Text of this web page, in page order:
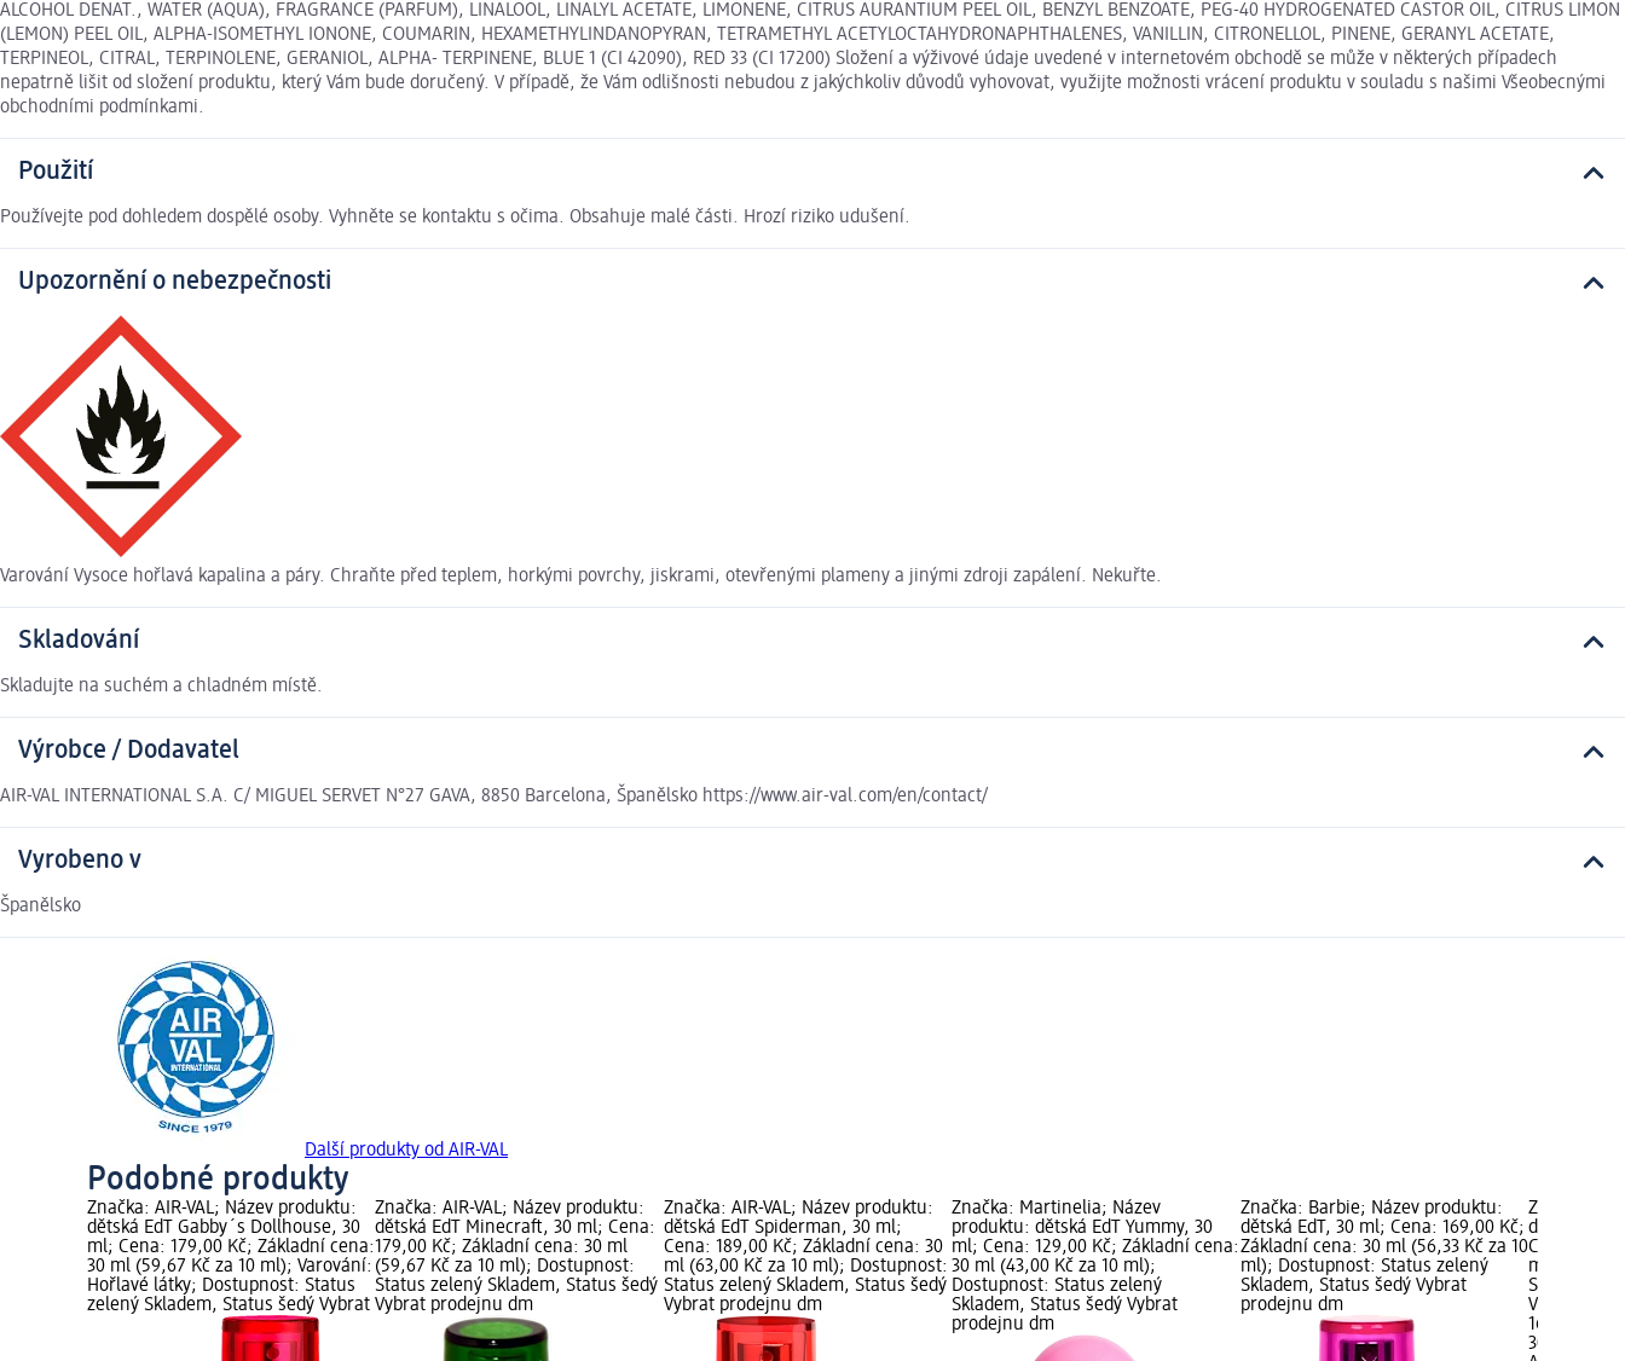
ALCOHOL DENAT., WATER (AQUA), FRAGRANCE (PARFUM), LINALOOL, LINALYL ACETATE, LIMONENE, CITRUS AURANTIUM PEEL OIL, BENZYL BENZOATE, PEG-40 HYDROGENATED CASTOR OIL, CITRUS LIMON
(LEMON) PEEL OIL, ALPHA-ISOMETHYL IONONE, COUMARIN, HEXAMETHYLINDANOPYRAN, TETRAMETHYL ACETYLOCTAHYDRONAPHTHALENES, VANILLIN, CITRONELLOL, PINENE, GERANYL ACETATE,
TERPINEOL, CITRAL, TERPINOLENE, GERANIOL, ALPHA- TERPINENE, BLUE 1 (CI 42090), RED 33 (CI 17200) Složení a výživové údaje uvedené v internetovém obchodě se může v některých případech
nepatrně lišit od složení produktu, který Vám bude doručený. V případě, že Vám odlišnosti nebudou z jakýchkoliv důvodů vyhovovat, využijte možnosti vrácení produktu v souladu s našimi Všeobecnými
obchodními podmínkami.
Použití
Používejte pod dohledem dospělé osoby. Vyhněte se kontaktu s očima. Obsahuje malé části. Hrozí riziko udušení.
Upozornění o nebezpečnosti
Varování Vysoce hořlavá kapalina a páry. Chraňte před teplem, horkými povrchy, jiskrami, otevřenými plameny a jinými zdroji zapálení. Nekuřte.
Skladování
Skladujte na suchém a chladném místě.
Výrobce / Dodavatel
AIR-VAL INTERNATIONAL S.A. C/ MIGUEL SERVET N°27 GAVA, 8850 Barcelona, Španělsko https://www.air-val.com/en/contact/
Vyrobeno v
Španělsko
Další produkty od AIR-VAL
Podobné produkty
Značka: AIR-VAL; Název produktu:
dětská EdT Gabby´s Dollhouse, 30
ml; Cena: 179,00 Kč; Základní cena:
30 ml (59,67 Kč za 10 ml); Varování:
Hořlavé látky; Dostupnost: Status
zelený Skladem, Status šedý Vybrat
Značka: AIR-VAL; Název produktu:
dětská EdT Minecraft, 30 ml; Cena:
179,00 Kč; Základní cena: 30 ml
(59,67 Kč za 10 ml); Dostupnost:
Status zelený Skladem, Status šedý
Vybrat prodejnu dm
Značka: AIR-VAL; Název produktu:
dětská EdT Spiderman, 30 ml;
Cena: 189,00 Kč; Základní cena: 30
ml (63,00 Kč za 10 ml); Dostupnost:
Status zelený Skladem, Status šedý
Vybrat prodejnu dm
Značka: Martinelia; Název
produktu: dětská EdT Yummy, 30
ml; Cena: 129,00 Kč; Základní cena:
30 ml (43,00 Kč za 10 ml);
Dostupnost: Status zelený
Skladem, Status šedý Vybrat
prodejnu dm
Značka: Barbie; Název produktu:
dětská EdT, 30 ml; Cena: 169,00 Kč;
Základní cena: 30 ml (56,33 Kč za 10
ml); Dostupnost: Status zelený
Skladem, Status šedý Vybrat
prodejnu dm
Značka:
dětská EdT
Cena:
ml (56,33
Status
Vybrat
169,00 Kč
30 ml